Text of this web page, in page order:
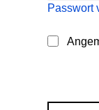
Passwort